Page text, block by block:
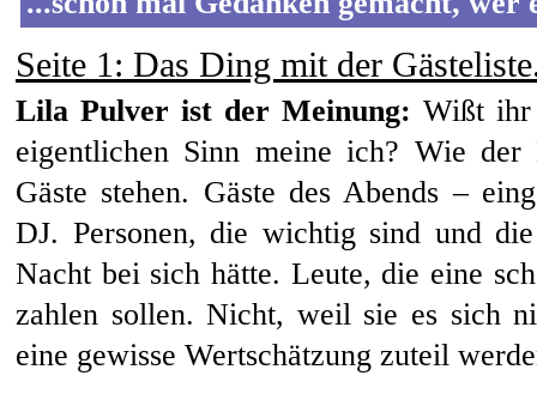
Seite 1: Das Ding mit der
Lila Pulver ist der Meinung: Wißt ihr
eigentlichen Sinn meine ich? Wie
Gäste stehen. Gäste des Abends –
DJ. Personen, die wichtig sind und
Nacht bei sich hätte. Leute, die eine
zahlen sollen. Nicht, weil sie es sich
eine gewisse Wertschätzung zuteil